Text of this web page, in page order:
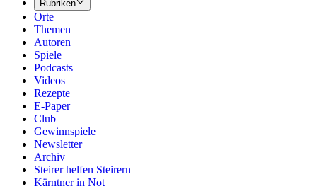
Rubriken
Orte
Themen
Autoren
Spiele
Podcasts
Videos
Rezepte
E-Paper
Club
Gewinnspiele
Newsletter
Archiv
Steirer helfen Steirern
Kärntner in Not